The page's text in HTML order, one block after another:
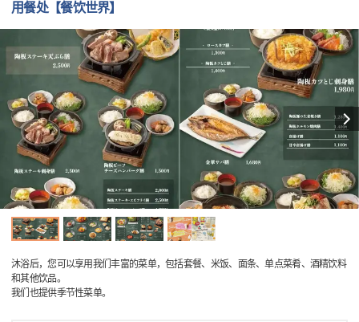
用餐处【餐饮世界】
沐浴后，您可以享用我们丰富的菜单，包括套餐、米饭、面条、单点菜肴、酒精饮料
和其他饮品。
我们也提供季节性菜单。